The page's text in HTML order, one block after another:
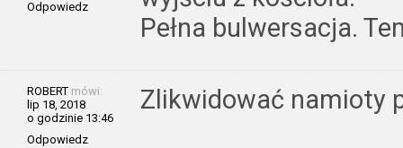
Odpowiedz
Pełna bulwersacja.
ROBERT mówi:
lip 18, 2018
o godzinie 13:46
Odpowiedz
Zlikwidować namioty